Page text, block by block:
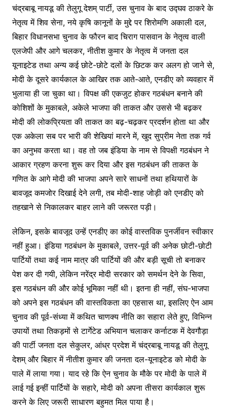
चंद्रबाबू नायडू की तेलुगू देशम् पार्टी, उस चुनाव के बाद उद्घव ठाकरे के
नेतृत्व में शिव सेना, नये कृषि कानूनों के मुद्दे पर शिरोमणि अकाली दल,
बिहार विधानसभा चुनाव के फौरन बाद चिराग पासवान के नेतृत्व वाली
एलजेपी और आगे चलकर, नीतीश कुमार के नेतृत्व में जनता दल
यूनाइटेड तथा अन्य कई छोटे-छोटे दलों के छिटक कर अलग हो जाने से,
मोदी के दूसरे कार्यकाल के आखिर तक आते-आते, एनडीए को व्यवहार में
भुलाया ही जा चुका था। विपक्ष की एकजुट होकर गठबंधन बनाने की
कोशिशों के मुकाबले, अकेले भाजपा की ताकत और उससे भी बढ़कर
मोदी की लोकप्रियता की ताकत का बढ़-चढ़कर प्रदर्शन होता था और
एक अकेला सब पर भारी की शेखियां मारने में, खुद सुप्रीम नेता तक गर्व
का अनुभव करता था। वह तो जब इंडिया के नाम से विपक्षी गठबंधन ने
आकार ग्रहण करना शुरू कर दिया और इस गठबंधन की ताकत के
गणित के आगे मोदी की भाजपा अपने सारे साधनों तथा हथियारों के
बावजूद कमजोर दिखाई देने लगी, तब मोदी-शाह जोड़ी को एनडीए को
तहखाने से निकालकर बाहर लाने की जरूरत पड़ी।
लेकिन, इसके बावजूद उन्हें एनडीए का कोई वास्तविक पुनर्जीवन स्वीकार
नहीं हुआ। इंडिया गठबंधन के मुकाबले, उत्तर-पूर्व की अनेक छोटी-छोटी
पार्टियों तथा कई नाम मात्र की पार्टियों की और बड़ी सूची तो बनाकर
पेश कर दी गयी, लेकिन नरेंद्र मोदी सरकार को समर्थन देने के सिवा,
इस गठबंधन की और कोई भूमिका नहीं थी। इतना ही नहीं, संघ-भाजपा
को अपने इस गठबंधन की वास्तविकता का एहसास था, इसलिए ऐन आम
चुनाव की पूर्व-संध्या में कथित चाणक्य नीति का सहारा लेते हुए, विभिन्न
उपायों तथा तिकड़मों से टार्गेटेड अभियान चलाकर कर्नाटक में देवगौड़ा
की पार्टी जनता दल सेकुलर, आंध्र प्रदेश में चंद्रबाबू नायडू की तेलुगू
देशम् और बिहार में नीतीश कुमार की जनता दल-यूनाइटेड को मोदी के
पाले में लाया गया। याद रहे कि ऐन चुनाव के मौके पर मोदी के पाले में
लाई गई इन्हीं पार्टियों के सहारे, मोदी को अपना तीसरा कार्यकाल शुरू
करने के लिए जरूरी साधारण बहुमत मिल पाया है।